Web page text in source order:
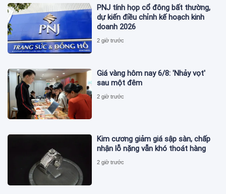
PNJ tính họp cổ đông bất thường,
dự kiến điều chỉnh kế hoạch kinh
doanh 2026
2 giờ trước
Giá vàng hôm nay 6/8: 'Nhảy vọt'
sau một đêm
2 giờ trước
Kim cương giảm giá sập sàn, chấp
nhận lỗ nặng vẫn khó thoát hàng
2 giờ trước